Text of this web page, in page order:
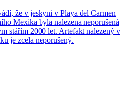
že v jeskyni v Playa del Carmen
Mexika byla nalezena neporušená
stářím 2000 let. Artefakt nalezený v
je zcela neporušený.